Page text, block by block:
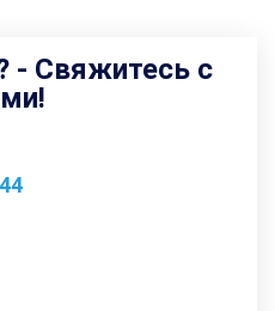
- Свяжитесь с